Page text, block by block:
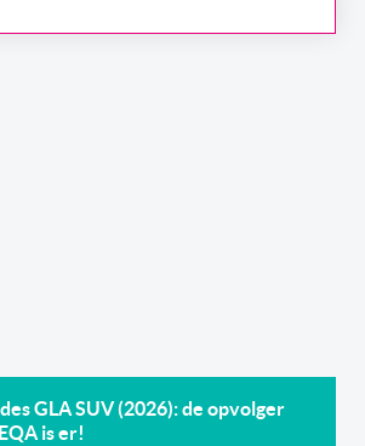
GLA SUV (2026): de opvolger
is er!